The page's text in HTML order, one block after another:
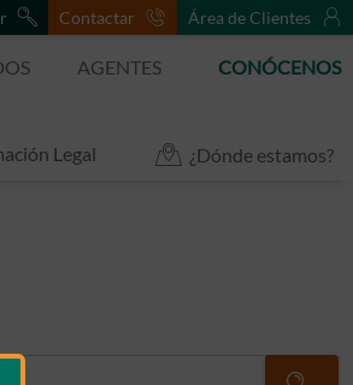
Contactar Área de Clientes
AGENTES CONÓCENOS
Legal ¿Dónde estamos?